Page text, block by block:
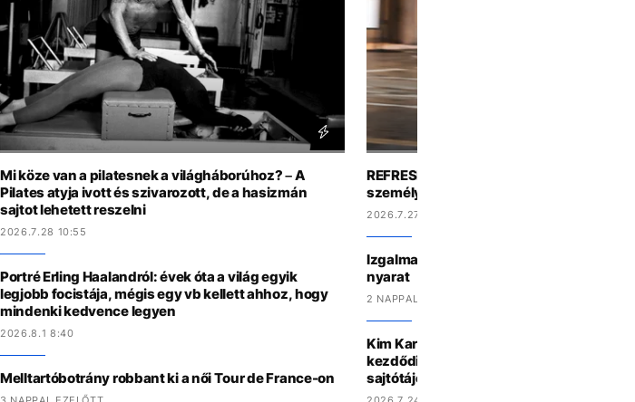
Mi köze van a pilatesnek a világháborúhoz? – A
Pilates atyja ivott és szivarozott, de a hasizmán
sajtot lehetett reszelni
2026.7.28 10:55
Portré Erling Haalandról: évek óta a világ egyik
legjobb focistája, mégis egy vb kellett ahhoz, hogy
mindenki kedvence legyen
2026.8.1 8:40
Melltartóbotrány robbant ki a női Tour de France-on
REFRESHER-TESZT: te milyen futár
személyiséged alapján?
2026.7.27 11:27
Izgalmas jegeskávékkal pörgeti fel a
nyarat
2 NAPPAL EZELŐTT
Kim Kardashian energiaitalos reklámja
kezdődik, mintha a bukott jogi
sajtótájékoztatót